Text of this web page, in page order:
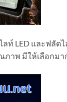
ท์ LED และฟลัดไ
าพ มีให้เลือกมา